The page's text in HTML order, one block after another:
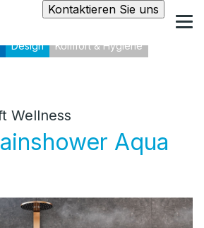
Kontaktieren Sie uns
Design Komfort & Hygiene
Aqua